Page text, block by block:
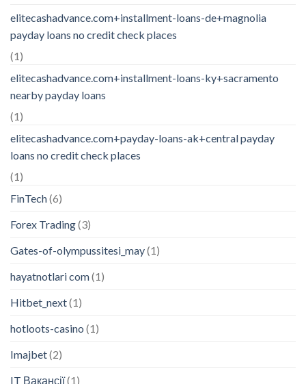
elitecashadvance.com+installment-loans-de+magnolia
payday loans no credit check places
(1)
elitecashadvance.com+installment-loans-ky+sacramento
nearby payday loans
(1)
elitecashadvance.com+payday-loans-ak+central payday
loans no credit check places
(1)
FinTech(6)
Forex Trading(3)
Gates-of-olympussitesi_may(1)
hayatnotlari com(1)
Hitbet_next(1)
hotloots-casino (1)
Imajbet(2)
IT Вакансії(1)